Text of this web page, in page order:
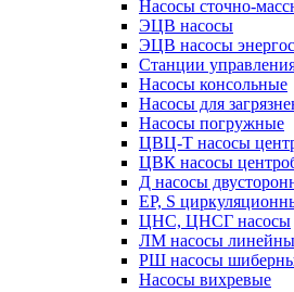
Насосы сточно-
ЭЦВ насосы
ЭЦВ насосы
Станции
Насосы консольные
Насосы для
Насосы погружные
ЦВЦ-Т насосы
ЦВК насосы
Д насосы
EP, S
ЦНС, ЦНСГ насосы
ЛМ насосы
РШ насосы
Насосы вихревые